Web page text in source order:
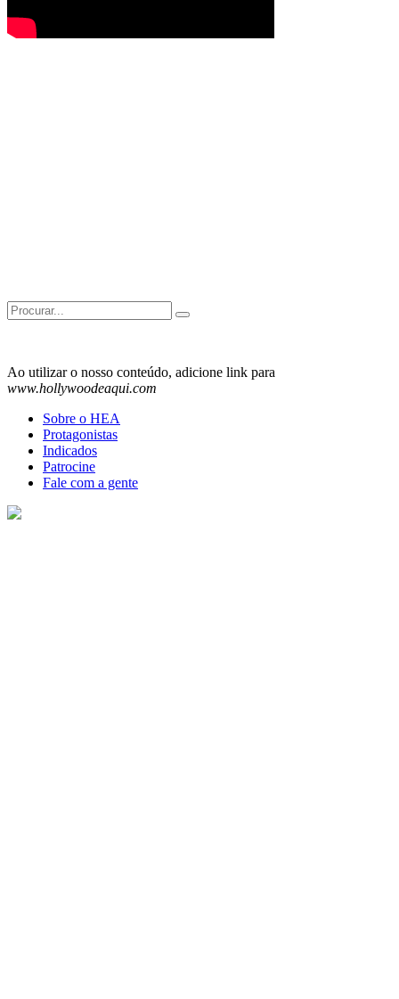
Search
for:
Ao utilizar o nosso conteúdo, adicione link para
www.hollywoodeaqui.com
Sobre o HEA
Protagonistas
Indicados
Patrocine
Fale com a gente